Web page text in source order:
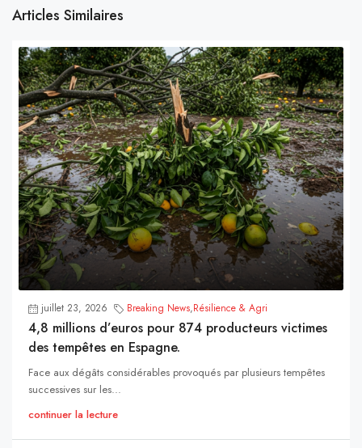
Articles Similaires
juillet 23, 2026 Breaking News,Résilience & Agri
4,8 millions d’euros pour 874 producteurs victimes
des tempêtes en Espagne.
Face aux dégâts considérables provoqués par plusieurs tempêtes
successives sur les...
continuer la lecture